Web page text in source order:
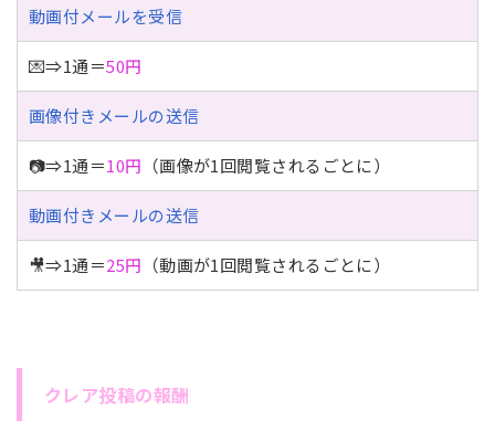
動画付メールを受信
💌⇒1通＝50円
画像付きメールの送信
📷⇒1通＝10円 （画像が1回閲覧されるごとに）
動画付きメールの送信
🎥⇒1通＝25円 （動画が1回閲覧されるごとに）
クレア投稿の報酬